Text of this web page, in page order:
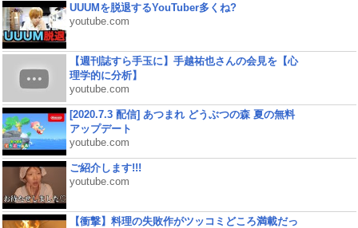
UUUMを脱退するYouTuber多くね?
youtube.com
【週刊誌すら手玉に】手越祐也さんの会見を【心
理学的に分析】
youtube.com
[2020.7.3 配信] あつまれ どうぶつの森 夏の無料
アップデート
youtube.com
ご紹介します!!!
youtube.com
【衝撃】料理の失敗作がツッコミどころ満載だっ